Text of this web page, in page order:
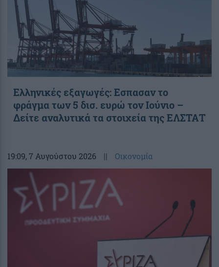
Ελληνικές εξαγωγές: Εσπασαν το
φράγμα των 5 δισ. ευρώ τον Ιούνιο –
Δείτε αναλυτικά τα στοιχεία της ΕΛΣΤΑΤ
19:09, 7 Αυγούστου 2026 || Οικονομία